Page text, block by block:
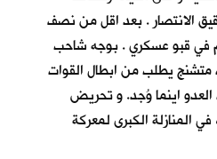
الانتصار . بعد اقل من نصف
قبو عسكري . بوجه شاحب
يطلب من ابطال القوات
اينما وُجد. و تحريض
المنازلة الكبرى لمعركة